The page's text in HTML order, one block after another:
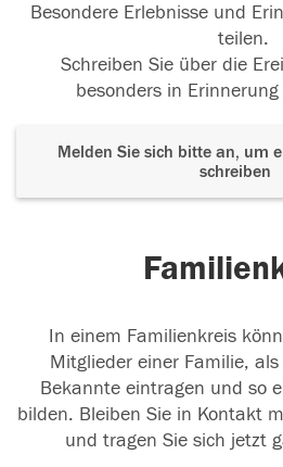
Besondere Erlebnisse und
teilen.
Schreiben Sie über die
besonders in
Melden Sie sich bitte an, um
schreiben
In einem Familienkreis
Mitglieder einer Familie,
Bekannte eintragen und so
bilden. Bleiben Sie in Kontakt
und tragen Sie sich jetzt